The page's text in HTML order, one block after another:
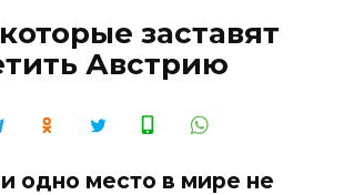
заставят
Австрию
одно место в мире не